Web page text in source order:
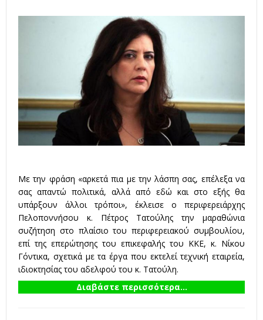
Με την φράση «αρκετά πια με την λάσπη σας, επέλεξα να
σας απαντώ πολιτικά, αλλά από εδώ και στο εξής θα
υπάρξουν άλλοι τρόποι», έκλεισε ο περιφερειάρχης
Πελοποννήσου κ. Πέτρος Τατούλης την μαραθώνια
συζήτηση στο πλαίσιο του περιφερειακού συμβουλίου,
επί της επερώτησης του επικεφαλής του ΚΚΕ, κ. Νίκου
Γόντικα, σχετικά με τα έργα που εκτελεί τεχνική εταιρεία,
ιδιοκτησίας του αδελφού του κ. Τατούλη.
Διαβάστε περισσότερα...